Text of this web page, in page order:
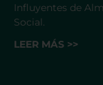
Influyentes de
Social.
LEER MÁS >>